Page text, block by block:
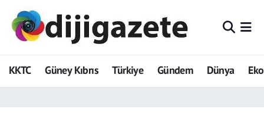
KKTC Güney Kıbrıs Türkiye Gündem Dünya
ADVERTORIAL
Dijigazete
Hava Durumu
Trafik Durumu